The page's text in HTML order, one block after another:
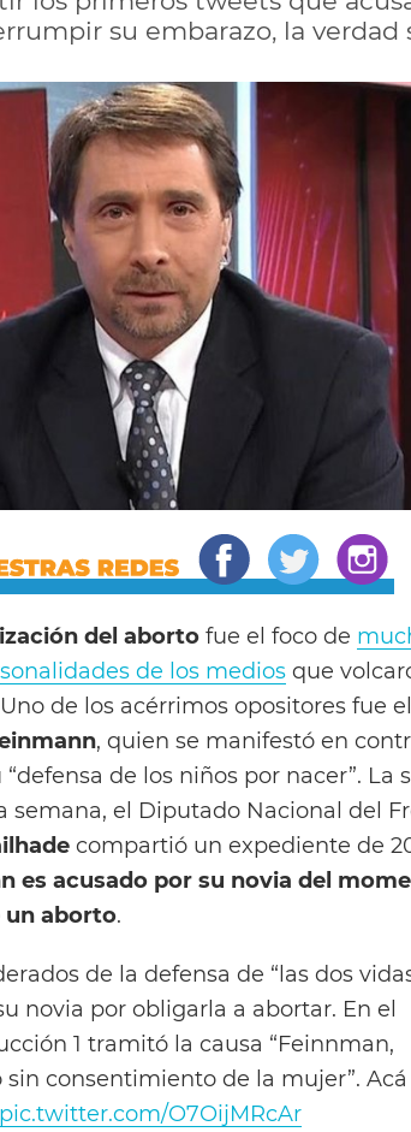
su embarazo, la verdad
del aborto fue el foco de
de los medios que
de los acérrimos opositores fue el
, quien se manifestó en
de los niños por nacer”. La
semana, el Diputado Nacional del
compartió un expediente de
es acusado por su novia del
un aborto.
de la defensa de “las dos
novia por obligarla a abortar. En el
1 tramitó la causa “Feinnman,
sin consentimiento de la mujer”. Acá
pic.twitter.com/O7OijMRcAr